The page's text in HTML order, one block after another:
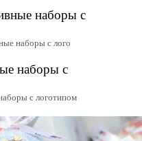
наборы с лого
с логотипом